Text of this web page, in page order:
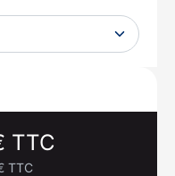
TTC
TTC